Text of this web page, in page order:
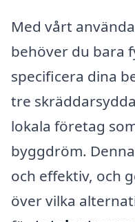
Med vårt
behöver du bara
specificera dina
tre
lokala företag
byggdröm.
och effektiv, och
över vilka